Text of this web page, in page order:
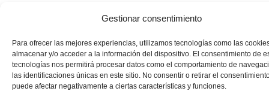
Gestionar consentimiento
Para ofrecer las mejores experiencias, utilizamos tecnologías como las
almacenar y/o acceder a la información del dispositivo. El consentimiento de
tecnologías nos permitirá procesar datos como el comportamiento de
las identificaciones únicas en este sitio. No consentir o retirar el
puede afectar negativamente a ciertas características y funciones.